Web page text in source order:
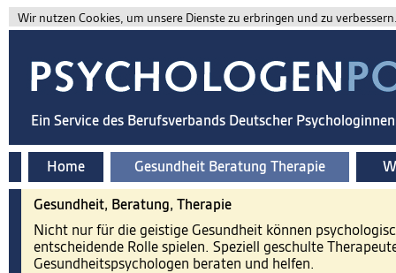
Wir nutzen Cookies, um unsere Dienste zu erbringen und zu
Ein Service des Berufsverbands Deutscher
Home Gesundheit Beratung Therapie
Gesundheit, Beratung, Therapie
Nicht nur für die geistige Gesundheit können
entscheidende Rolle spielen. Speziell geschulte
Gesundheitspsychologen beraten und helfen.